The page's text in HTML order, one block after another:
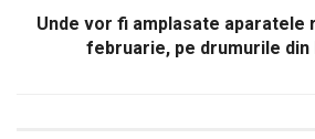
Unde vor fi amplasate aparatele
februarie, pe drumurile din